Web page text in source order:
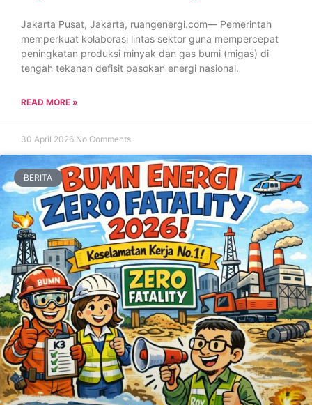
Jakarta Pusat, Jakarta, ruangenergi.com— Pemerintah
memperkuat kolaborasi lintas sektor guna mempercepat
peningkatan produksi minyak dan gas bumi (migas) di
tengah tekanan defisit pasokan energi nasional.
READ MORE »
30 April 2026 No Comments
BERITA